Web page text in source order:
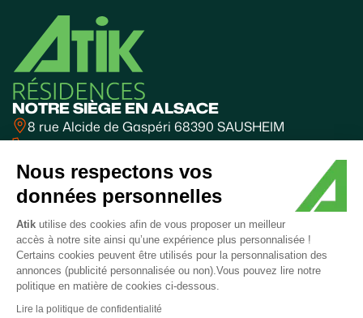
Nous respectons vos
données personnelles
Atik utilise des cookies afin de vous proposer un meilleur
accès à notre site ainsi qu’une expérience plus personnalisée !
Certains cookies peuvent être utilisés pour la personnalisation des
annonces (publicité personnalisée ou non).Vous pouvez lire notre
politique en matière de cookies ci-dessous.
Lire la politique de confidentialité
NOTRE SIÈGE EN ALSACE
8 rue Alcide de Gaspéri 68390 SAUSHEIM
03 89 31 10 31
BUREAUX FRANCHE-COMTÉ
Valparc - BESANÇON
06 60 63 85 70
SUIVEZ-NOUS
MentionsPolitiqueCoordonnées